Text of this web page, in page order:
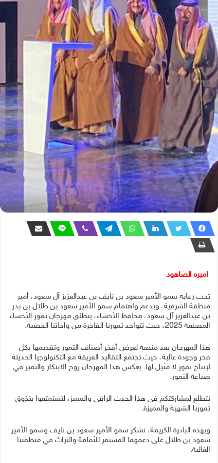
اميره الصاهود
تحت رعاية سمو الأمير سعود بن نايف بن عبدالعزيز آل سعود، أمير
منطقة الشرقية، وبدعم واهتمام سمو الأمير سعود بن طلال بن بدر
بن عبدالعزيز آل سعود، محافظ الأحساء، ينطلق مهرجان تمور الأحساء
المصنعة 2025، حيث تتواجد تمورنا الفاخرة من واحاتنا الخصبة.
هذا المهرجان يعد منصة لعرض أفخر أصناف التمور وتقديمها بكل
فخر وجودة عالية، حيث تجتمع التقاليد العريقة مع التكنولوجيا الحديثة
لإنتاج تمور لا مثيل لها. يعكس هذا المهرجان روح الابتكار والتميز في
صناعة التمور.
نتطلع لمشاركتكم في هذا الحدث الراقي والمميز، لتستمتعوا بتذوق
تمورنا الشهية والمميزة.
وبهذه البادرة الكريمة، نشكر سمو الأمير سعود بن نايف وسمو الأمير
سعود بن طلال على دعمهما المستمر للثقافة والتراث في منطقتنا
الغالية.